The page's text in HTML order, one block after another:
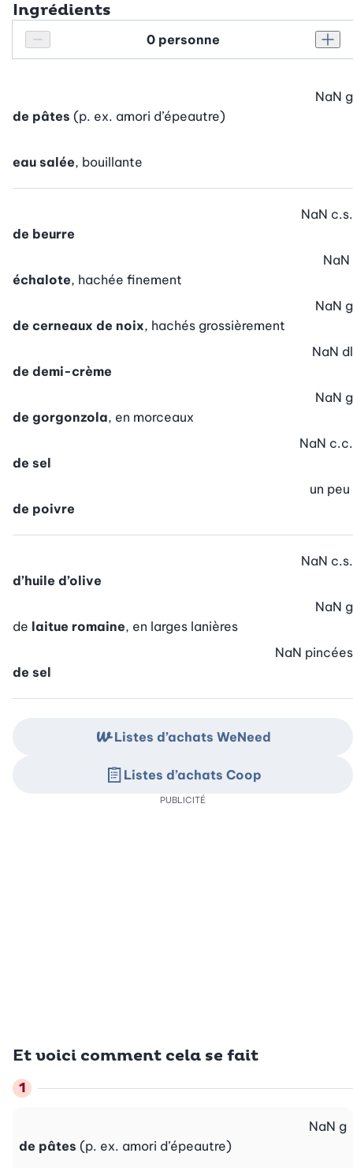
Ingrédients
Réduire le nombre de personnes
Personnes
de pâtes (p. ex. amori d’épeautre)
NaN g
eau salée, bouillante
de beurre
NaN c.s.
échalote, hachée finement
NaN
de cerneaux de noix, hachés grossièrement
NaN g
de demi-crème
NaN dl
de gorgonzola, en morceaux
NaN g
de sel
NaN c.c.
de poivre
un peu
d’huile d’olive
NaN c.s.
de laitue romaine, en larges lanières
NaN g
de sel
NaN pincées
Et voici comment cela se fait
de pâtes (p. ex. amori d’épeautre)
NaN g
Listes d’achats WeNeed
Listes d’achats Coop
PUBLICITÉ